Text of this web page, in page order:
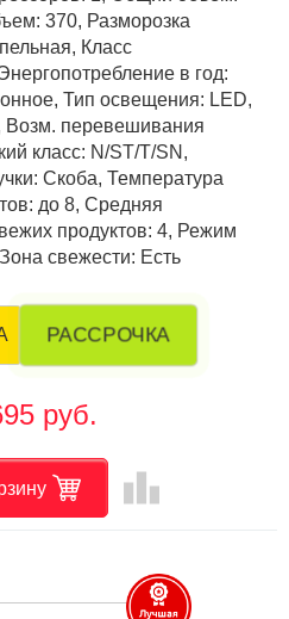
370, Разморозка
Класс
в год:
Тип освещения: LED,
Возм. перевешивания
класс: N/ST/T/SN,
Скоба, Температура
до 8, Средняя
продуктов: 4, Режим
свежести: Есть
РАССРОЧКА
руб.
leaderboard